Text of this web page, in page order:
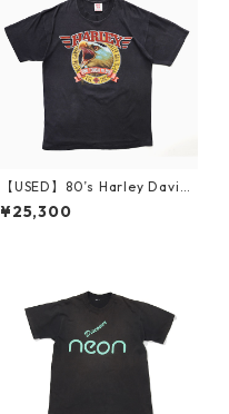
【USED】80’s Harley Davids
on TOO TOUGH TO DIE T-Sh
irt L
¥25,300